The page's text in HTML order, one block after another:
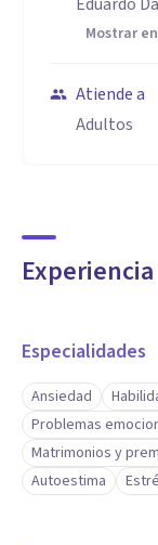
Mostrar
Atiende a
Adultos
Experiencia
Especialidades
Ansiedad
Problemas
Matrimonios y
Autoestima